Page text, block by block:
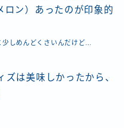
ロン）あったのが印象的
しめんどくさいんだけど…
は美味しかったから、